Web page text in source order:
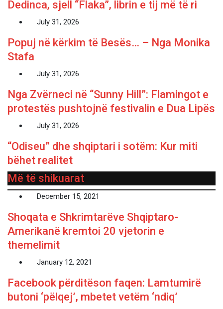
Dedinca, sjell “Flaka”, librin e tij më të ri
July 31, 2026
Popuj në kërkim të Besës… – Nga Monika
Stafa
July 31, 2026
Nga Zvërneci në “Sunny Hill”: Flamingot e
protestës pushtojnë festivalin e Dua Lipës
July 31, 2026
“Odiseu” dhe shqiptari i sotëm: Kur miti
bëhet realitet
Më të shikuarat
December 15, 2021
Shoqata e Shkrimtarëve Shqiptaro-
Amerikanë kremtoi 20 vjetorin e
themelimit
January 12, 2021
Facebook përditëson faqen: Lamtumirë
butoni ‘pëlqej’, mbetet vetëm ‘ndiq’